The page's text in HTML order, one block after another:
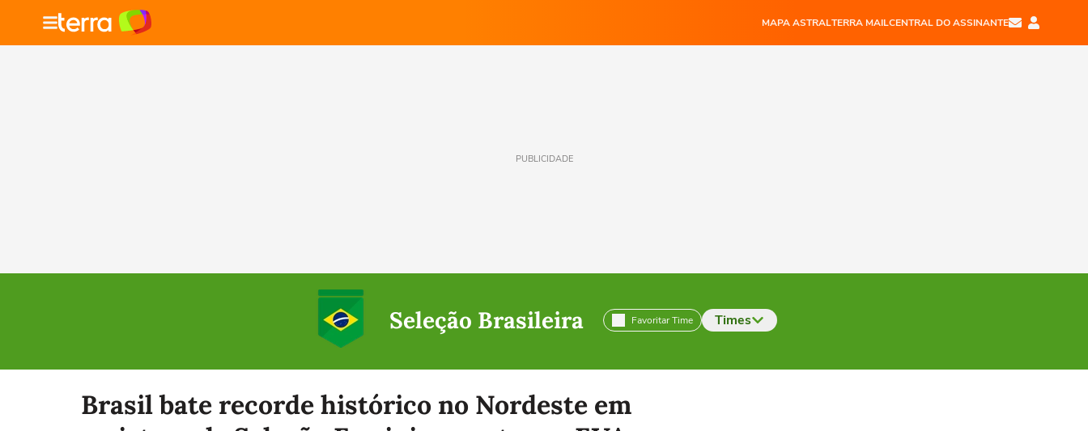
MAPA ASTRALTERRA MAILCENTRAL DO ASSINANTE
PUBLICIDADE
Seleção Brasileira Favoritar Time Times
Selecione o time para ver as notícias
Brasil bate recorde histórico no Nordeste em